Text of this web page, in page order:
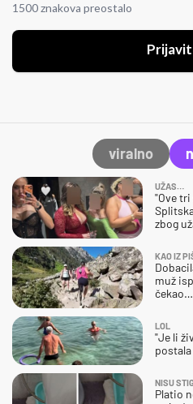
1500 znakova preostalo
viralno
UŽAS…
"Ove
zbog
KAO IZ
muž
čekao…
LOL
"Je li
NISU
Platio